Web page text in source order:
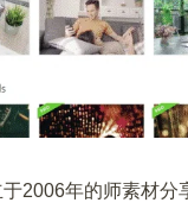
2006年的师素材